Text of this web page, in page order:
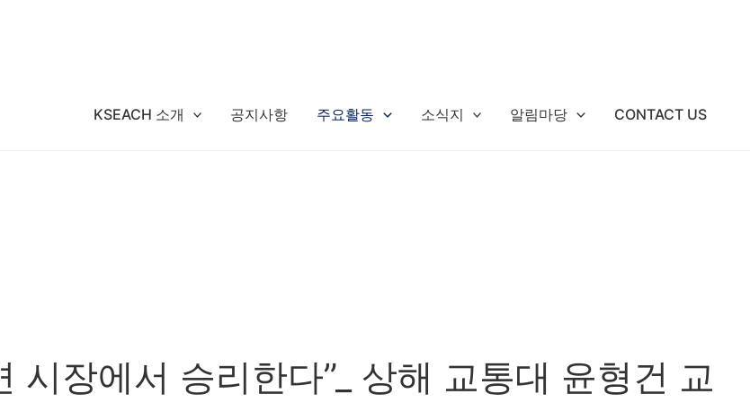
KSEACH 소개 공지사항 주요활동 소식지 알림마당 CONTACT US
시장에서 승리한다”_ 상해 교통대 윤형건 교